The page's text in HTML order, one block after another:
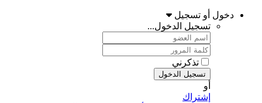
دخول أو تسجيل
تسجيل الدخول...
تذكرني
تسجيل الدخول
أو
إشتراك